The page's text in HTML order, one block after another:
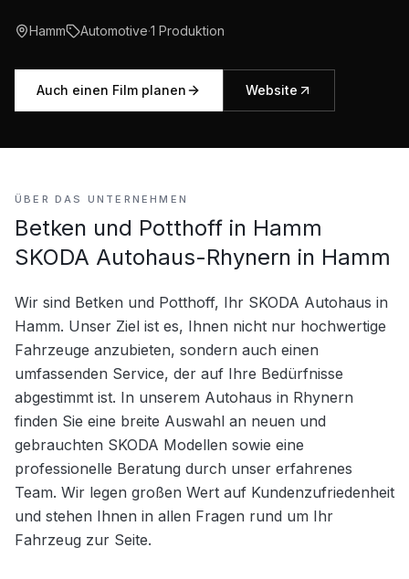
Hamm Automotive·1 Produktion
Auch einen Film planen Website
ÜBER DAS UNTERNEHMEN
Betken und Potthoff in Hamm
SKODA Autohaus-Rhynern in Hamm
Wir sind Betken und Potthoff, Ihr SKODA Autohaus in
Hamm. Unser Ziel ist es, Ihnen nicht nur hochwertige
Fahrzeuge anzubieten, sondern auch einen
umfassenden Service, der auf Ihre Bedürfnisse
abgestimmt ist. In unserem Autohaus in Rhynern
finden Sie eine breite Auswahl an neuen und
gebrauchten SKODA Modellen sowie eine
professionelle Beratung durch unser erfahrenes
Team. Wir legen großen Wert auf Kundenzufriedenheit
und stehen Ihnen in allen Fragen rund um Ihr
Fahrzeug zur Seite.